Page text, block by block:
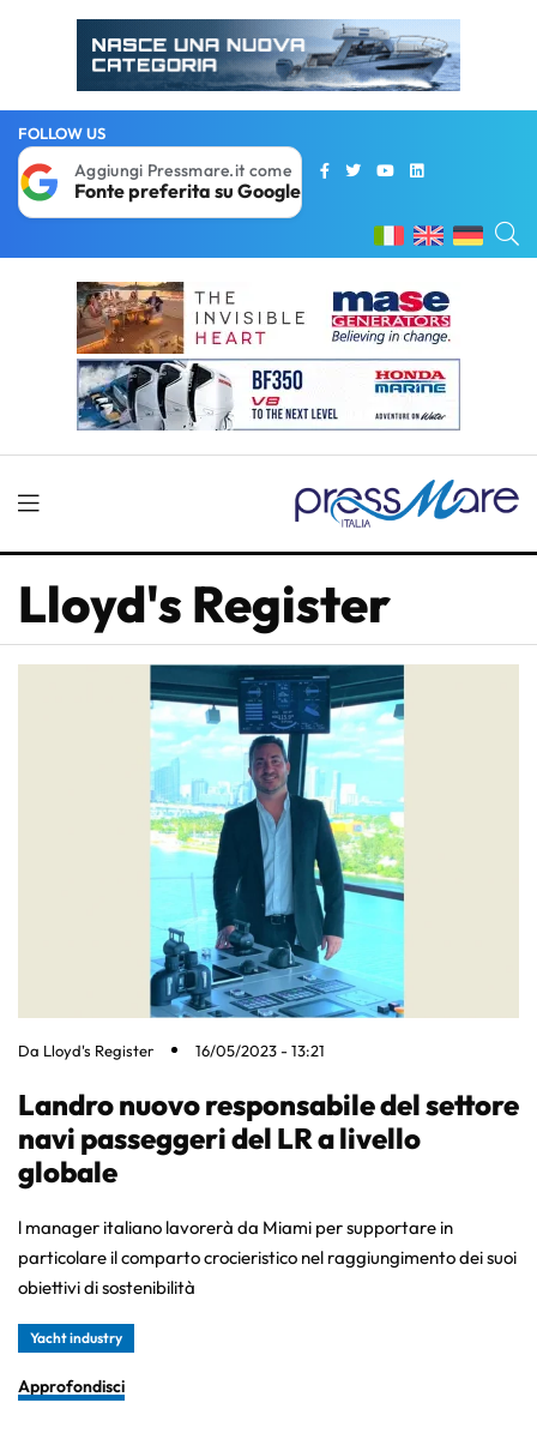
FOLLOW US
Aggiungi Pressmare.it come
Fonte preferita su Google
Lloyd's Register
Da Lloyd's Register 16/05/2023 - 13:21
Landro nuovo responsabile del settore
navi passeggeri del LR a livello
globale
l manager italiano lavorerà da Miami per supportare in
particolare il comparto crocieristico nel raggiungimento dei suoi
obiettivi di sostenibilità
Yacht industry
Approfondisci